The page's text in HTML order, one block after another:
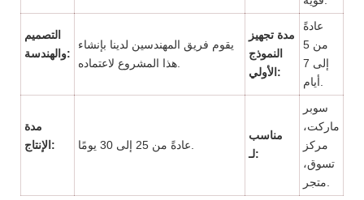
التصميم
والهندسة:
يقوم فريق المهندسين لدينا بإنشاء
مدة تجهيز
النموذج
الأولي:
عادةً
من 5
إلى 7
مدة
الإنتاج:
مناسب
لـ:
سوبر
ماركت،
مركز
تسوق،